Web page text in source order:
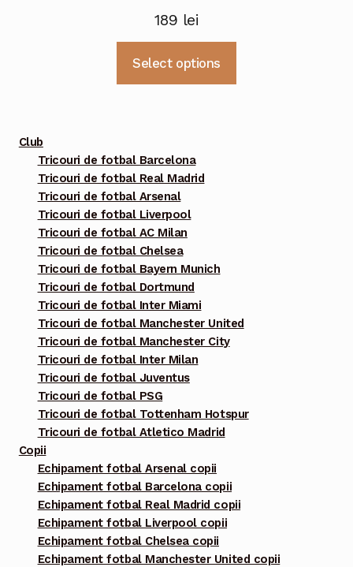
189 lei
Select options
Club
Tricouri de fotbal Barcelona
Tricouri de fotbal Real Madrid
Tricouri de fotbal Arsenal
Tricouri de fotbal Liverpool
Tricouri de fotbal AC Milan
Tricouri de fotbal Chelsea
Tricouri de fotbal Bayern Munich
Tricouri de fotbal Dortmund
Tricouri de fotbal Inter Miami
Tricouri de fotbal Manchester United
Tricouri de fotbal Manchester City
Tricouri de fotbal Inter Milan
Tricouri de fotbal Juventus
Tricouri de fotbal PSG
Tricouri de fotbal Tottenham Hotspur
Tricouri de fotbal Atletico Madrid
Copii
Echipament fotbal Arsenal copii
Echipament fotbal Barcelona copii
Echipament fotbal Real Madrid copii
Echipament fotbal Liverpool copii
Echipament fotbal Chelsea copii
Echipament fotbal Manchester United copii